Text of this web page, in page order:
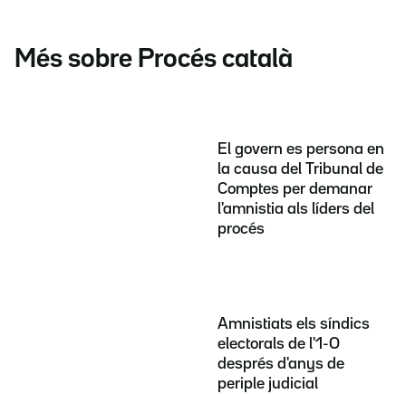
Més sobre Procés català
El govern es persona en
la causa del Tribunal de
Comptes per demanar
l'amnistia als líders del
procés
Amnistiats els síndics
electorals de l'1-O
després d'anys de
periple judicial